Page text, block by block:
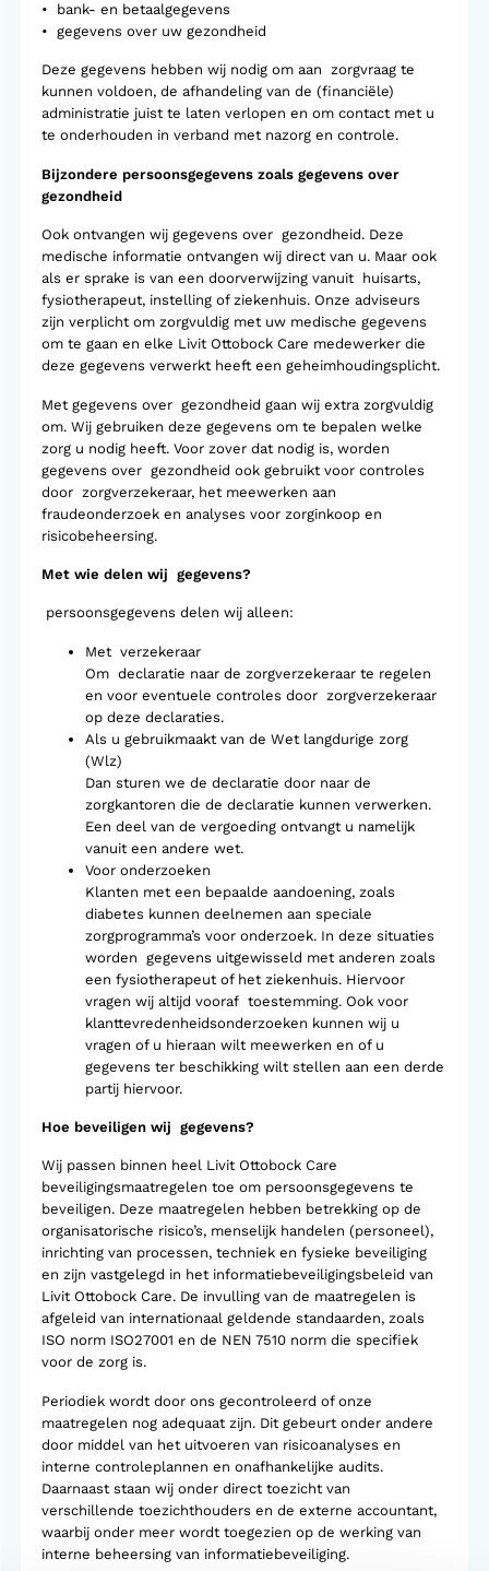
• bank- en betaalgegevens
• gegevens over uw gezondheid
Deze gegevens hebben wij nodig om aan zorgvraag te
kunnen voldoen, de afhandeling van de (financiële)
administratie juist te laten verlopen en om contact met u
te onderhouden in verband met nazorg en controle.
Bijzondere persoonsgegevens zoals gegevens over
gezondheid
Ook ontvangen wij gegevens over gezondheid. Deze
medische informatie ontvangen wij direct van u. Maar ook
als er sprake is van een doorverwijzing vanuit huisarts,
fysiotherapeut, instelling of ziekenhuis. Onze adviseurs
zijn verplicht om zorgvuldig met uw medische gegevens
om te gaan en elke Livit Ottobock Care medewerker die
deze gegevens verwerkt heeft een geheimhoudingsplicht.
Met gegevens over gezondheid gaan wij extra zorgvuldig
om. Wij gebruiken deze gegevens om te bepalen welke
zorg u nodig heeft. Voor zover dat nodig is, worden
gegevens over gezondheid ook gebruikt voor controles
door zorgverzekeraar, het meewerken aan
fraudeonderzoek en analyses voor zorginkoop en
risicobeheersing.
Met wie delen wij gegevens?
persoonsgegevens delen wij alleen:
Met verzekeraar
Om declaratie naar de zorgverzekeraar te regelen
en voor eventuele controles door zorgverzekeraar
op deze declaraties.
Als u gebruikmaakt van de Wet langdurige zorg
(Wlz)
Dan sturen we de declaratie door naar de
zorgkantoren die de declaratie kunnen verwerken.
Een deel van de vergoeding ontvangt u namelijk
vanuit een andere wet.
Voor onderzoeken
Klanten met een bepaalde aandoening, zoals
diabetes kunnen deelnemen aan speciale
zorgprogramma’s voor onderzoek. In deze situaties
worden gegevens uitgewisseld met anderen zoals
een fysiotherapeut of het ziekenhuis. Hiervoor
vragen wij altijd vooraf toestemming. Ook voor
klanttevredenheidsonderzoeken kunnen wij u
vragen of u hieraan wilt meewerken en of u
gegevens ter beschikking wilt stellen aan een derde
partij hiervoor.
Hoe beveiligen wij gegevens?
Wij passen binnen heel Livit Ottobock Care
beveiligingsmaatregelen toe om persoonsgegevens te
beveiligen. Deze maatregelen hebben betrekking op de
organisatorische risico’s, menselijk handelen (personeel),
inrichting van processen, techniek en fysieke beveiliging
en zijn vastgelegd in het informatiebeveiligingsbeleid van
Livit Ottobock Care. De invulling van de maatregelen is
afgeleid van internationaal geldende standaarden, zoals
ISO norm ISO27001 en de NEN 7510 norm die specifiek
voor de zorg is.
Periodiek wordt door ons gecontroleerd of onze
maatregelen nog adequaat zijn. Dit gebeurt onder andere
door middel van het uitvoeren van risicoanalyses en
interne controleplannen en onafhankelijke audits.
Daarnaast staan wij onder direct toezicht van
verschillende toezichthouders en de externe accountant,
waarbij onder meer wordt toegezien op de werking van
interne beheersing van informatiebeveiliging.